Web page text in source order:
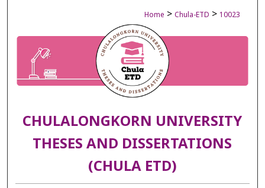
Home > Chula-ETD > 10023
CHULALONGKORN UNIVERSITY
THESES AND DISSERTATIONS
(CHULA ETD)